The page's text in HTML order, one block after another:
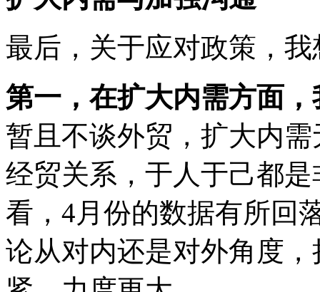
最后，关于应对政策，
第一，在扩大内需方面
暂且不谈外贸，扩大内
经贸关系，于人于己都
看，4月份的数据有所回
论从对内还是对外角度